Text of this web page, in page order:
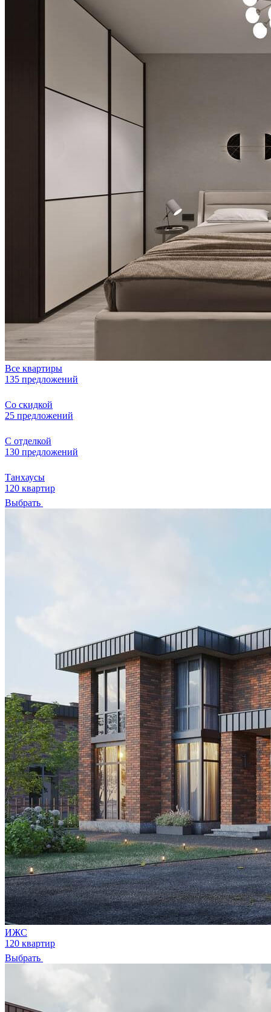
Все квартиры
135 предложений
Со скидкой
25 предложений
С отделкой
130 предложений
Танхаусы
120 квартир
Выбрать
ИЖС
120 квартир
Выбрать